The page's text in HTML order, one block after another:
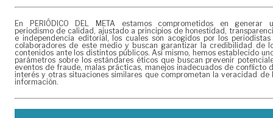
En PERIÓDICO DEL META estamos comprometidos en generar
periodismo de calidad, ajustado a principios de honestidad,
e independencia editorial, los cuales son acogidos por los periodistas
colaboradores de este medio y buscan garantizar la credibilidad de
contenidos ante los distintos públicos. Así mismo, hemos establecido
parámetros sobre los estándares éticos que buscan prevenir
eventos de fraude, malas prácticas, manejos inadecuados de conflicto
interés y otras situaciones similares que comprometan la veracidad de
información.